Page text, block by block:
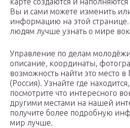
Вы и сами можете изменить
информацию на этой
людям лучше узнать о мире
Управление по делам
описание, координаты,
возможность найти это место
(Россия). Узнайте где
посмотрите что интересного
другими местами на нашей
получите более подробную
мир лучше.